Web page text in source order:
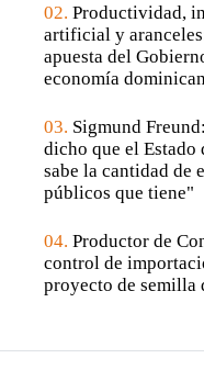
02. Productividad,
artificial y
apuesta del
economía
03. Sigmund
dicho que el Estado
sabe la cantidad de
públicos que tiene"
04. Productor de
control de
proyecto de semilla